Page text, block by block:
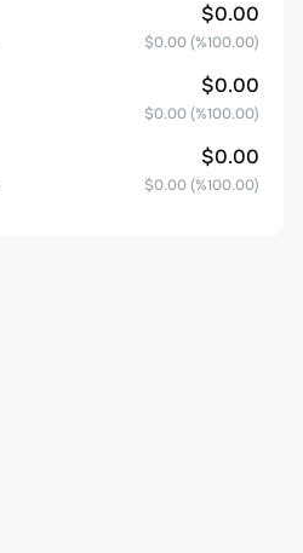
$0.00
$0.00 (%100.00)
$0.00
$0.00 (%100.00)
$0.00
$0.00 (%100.00)